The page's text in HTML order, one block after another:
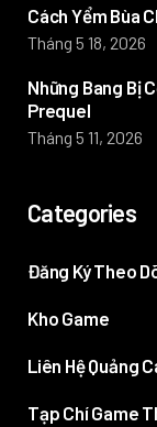
Cách Yểm Bùa
Tháng 5 18, 2026
Những Bang Bị
Prequel
Tháng 5 11, 2026
Categories
Đăng Ký Theo
Kho Game
Liên Hệ Quảng
Tạp Chí Game